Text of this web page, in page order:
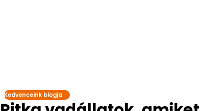
Kedvenceink blogja